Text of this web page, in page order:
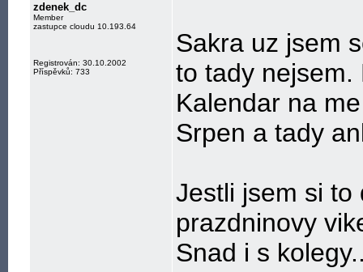
zdenek_dc
Member
zastupce cloudu 10.193.64
Registrován: 30.10.2002
Příspěvků: 733
Sakra uz jsem
to tady nejsem.
Kalendar na
Srpen a tady
Jestli jsem si to
prazdninovy
Snad i s